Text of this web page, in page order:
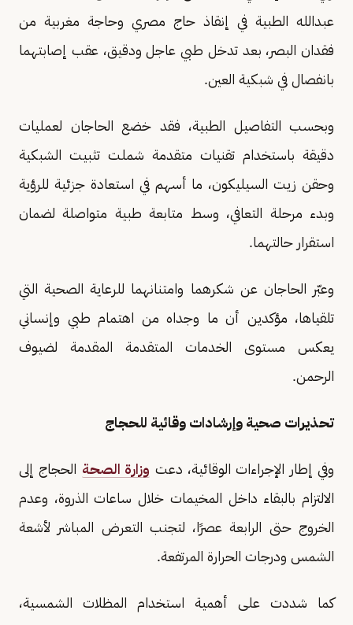
عبدالله الطبية في إنقاذ حاج مصري وحاجة مغربية من
فقدان البصر، بعد تدخل طبي عاجل ودقيق، عقب إصابتهما
بانفصال في شبكية العين.
وبحسب التفاصيل الطبية، فقد خضع الحاجان لعمليات
دقيقة باستخدام تقنيات متقدمة شملت تثبيت الشبكية
وحقن زيت السيليكون، ما أسهم في استعادة جزئية للرؤية
وبدء مرحلة التعافي، وسط متابعة طبية متواصلة لضمان
استقرار حالتهما.
وعبّر الحاجان عن شكرهما وامتنانهما للرعاية الصحية التي
تلقياها، مؤكدين أن ما وجداه من اهتمام طبي وإنساني
يعكس مستوى الخدمات المتقدمة المقدمة لضيوف
الرحمن.
تحذيرات صحية وإرشادات وقائية للحجاج
وفي إطار الإجراءات الوقائية، دعت وزارة الصحة الحجاج إلى
الالتزام بالبقاء داخل المخيمات خلال ساعات الذروة، وعدم
الخروج حتى الرابعة عصرًا، لتجنب التعرض المباشر لأشعة
الشمس ودرجات الحرارة المرتفعة.
كما شددت على أهمية استخدام المظلات الشمسية،